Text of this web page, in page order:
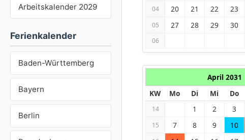
Arbeitskalender 2029
Ferienkalender
Baden-Württemberg
Bayern
Berlin
04 20 21 22 23
05 27 28 29 30
06
April 2031
KW
Mo Di Mi Do
14 1 2 3
15 7 8 9 10